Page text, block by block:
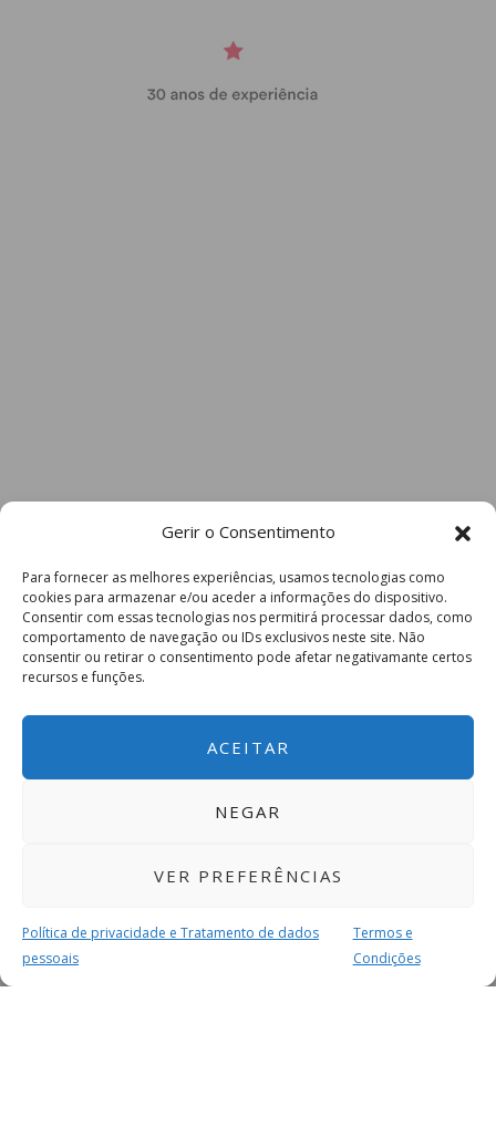
Gerir o Consentimento
Para fornecer as melhores experiências, usamos tecnologias como
cookies para armazenar e/ou aceder a informações do dispositivo.
Consentir com essas tecnologias nos permitirá processar dados, como
comportamento de navegação ou IDs exclusivos neste site. Não
consentir ou retirar o consentimento pode afetar negativamante certos
recursos e funções.
ACEITAR
NEGAR
VER PREFERÊNCIAS
Política de privacidade e Tratamento de dados
pessoais
Termos e
Condições